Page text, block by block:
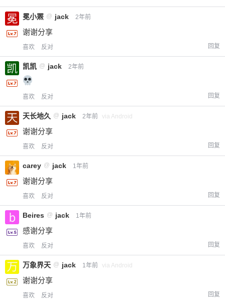
2 元
¥
立刻支付
冕小罴 @ jack 2年前
谢谢分享
喜欢 反对 回复
凯凯 @ jack 2年前
喜欢 反对 回复
天长地久 @ jack 2年前 via Android
谢谢分享
喜欢 反对 回复
carey @ jack 1年前
谢谢分享
喜欢 反对 回复
Beires @ jack 1年前
感谢分享
喜欢 反对 回复
万象界天 @ jack 1年前 via Android
谢谢分享
喜欢 反对 回复
您没有权限发布内容，请购买会员或者提升权
忘记密码？找回 已有帐号？登录